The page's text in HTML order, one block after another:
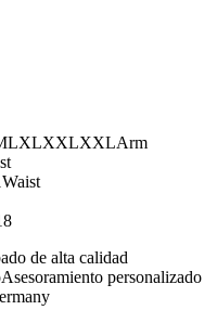
de alta calidad
Asesoramiento personalizado